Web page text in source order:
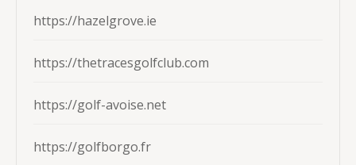
https://hazelgrove.ie
https://thetracesgolfclub.com
https://golf-avoise.net
https://golfborgo.fr